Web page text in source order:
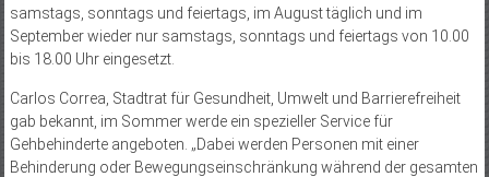
samstags, sonntags und feiertags, im August täglich und im
September wieder nur samstags, sonntags und feiertags von 10.00
bis 18.00 Uhr eingesetzt.
Carlos Correa, Stadtrat für Gesundheit, Umwelt und Barrierefreiheit
gab bekannt, im Sommer werde ein spezieller Service für
Gehbehinderte angeboten. „Dabei werden Personen mit einer
Behinderung oder Bewegungseinschränkung während der gesamten